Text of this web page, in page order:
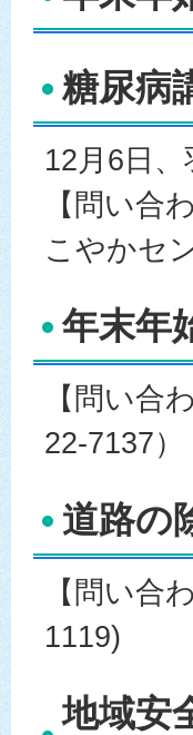
糖尿病
12月6日
【問い合
こやかセ
年末年
【問い合
22-7137）
道路の
【問い合
1119)
地域安